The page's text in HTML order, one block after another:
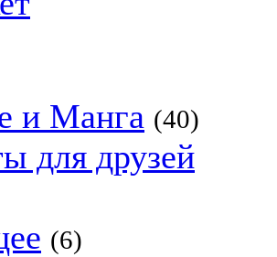
и Манга (40)
для друзей
(6)